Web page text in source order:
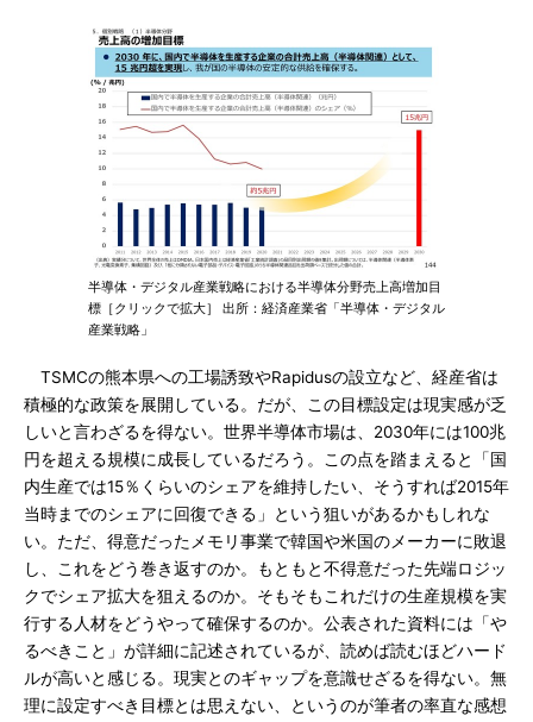
半導体・デジタル産業戦略における半導体分野売上高増加目
標［クリックで拡大］ 出所：経済産業省「半導体・デジタル
産業戦略」
TSMCの熊本県への工場誘致やRapidusの設立など、経産省は
積極的な政策を展開している。だが、この目標設定は現実感が乏
しいと言わざるを得ない。世界半導体市場は、2030年には100兆
円を超える規模に成長しているだろう。この点を踏まえると「国
内生産では15％くらいのシェアを維持したい、そうすれば2015年
当時までのシェアに回復できる」という狙いがあるかもしれな
い。ただ、得意だったメモリ事業で韓国や米国のメーカーに敗退
し、これをどう巻き返すのか。もともと不得意だった先端ロジッ
クでシェア拡大を狙えるのか。そもそもこれだけの生産規模を実
行する人材をどうやって確保するのか。公表された資料には「や
るべきこと」が詳細に記述されているが、読めば読むほどハード
ルが高いと感じる。現実とのギャップを意識せざるを得ない。無
理に設定すべき目標とは思えない、というのが筆者の率直な感想